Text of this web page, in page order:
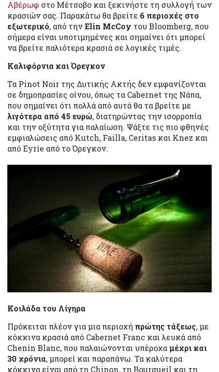
Αβέρωφ στο Μέτσοβο και ξεκινήστε τη συλλογή των
κρασιών σας. Παρακάτω θα βρείτε 6 περιοχές στο
εξωτερικό, από τηνElin McCoy του Bloomberg, που
σήμερα είναι υποτιμημένες και σημαίνει ότι μπορεί
να βρείτε παλιότερα κρασιά σε λογικές τιμές.
Καλιφόρνια και Όρεγκον
Τα Pinot Noir της Δυτικής Ακτής δεν εμφανίζονται
σε δημοπρασίες οίνου, όπως τα Cabernet της Νάπα,
που σημαίνει ότι πολλά από αυτά θα τα βρείτε με
λιγότερα από 45 ευρώ, διατηρώντας την ισορροπία
και την οξύτητα για παλαίωση. Ψάξτε τις πιο φθηνές
εμφιαλώσεις από Kutch, Failla, Ceritas και Knez και
από Eyrie από το Όρεγκον.
Κοιλάδα του Λίγηρα
Πρόκειται πλέον για μια περιοχή πρώτης τάξεως, με
κόκκινα κρασιά από Cabernet Franc και λευκά από
Chenin Blanc, που παλαιώνονται υπέροχαμέχρι και
30 χρόνια, μπορεί και παραπάνω. Τα καλύτερα
κόκκινα είναι από τη Chinon, τη Bourgueil και τη